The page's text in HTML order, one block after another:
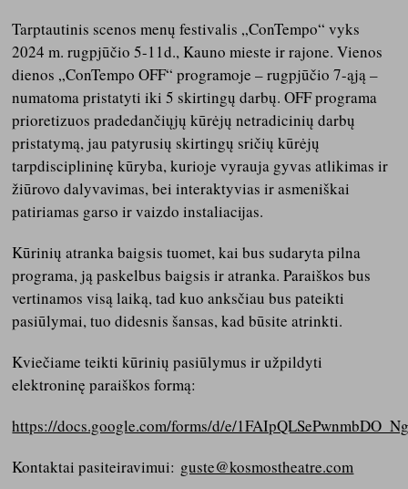
Tarptautinis scenos menų festivalis „ConTempo“ vyks
2024 m. rugpjūčio 5-11d., Kauno mieste ir rajone. Vienos
dienos „ConTempo OFF“ programoje – rugpjūčio 7-ąją –
numatoma pristatyti iki 5 skirtingų darbų. OFF programa
prioretizuos pradedančiųjų kūrėjų netradicinių darbų
pristatymą, jau patyrusių skirtingų sričių kūrėjų
tarpdisciplininę kūryba, kurioje vyrauja gyvas atlikimas ir
žiūrovo dalyvavimas, bei interaktyvias ir asmeniškai
patiriamas garso ir vaizdo instaliacijas.
Kūrinių atranka baigsis tuomet, kai bus sudaryta pilna
programa, ją paskelbus baigsis ir atranka. Paraiškos bus
vertinamos visą laiką, tad kuo anksčiau bus pateikti
pasiūlymai, tuo didesnis šansas, kad būsite atrinkti.
Kviečiame teikti kūrinių pasiūlymus ir užpildyti
elektroninę paraiškos formą:
https://docs.google.com/forms/d/e/
Kontaktai pasiteiravimui: guste@kosmostheatre.com